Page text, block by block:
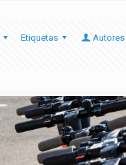
Etiquetas
Autores